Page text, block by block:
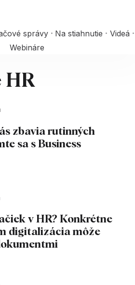
správy Na stiahnutie
Videá
Webináre
HR
zbavia rutinných
sa s Business
v HR? Konkrétne
digitalizácia môže